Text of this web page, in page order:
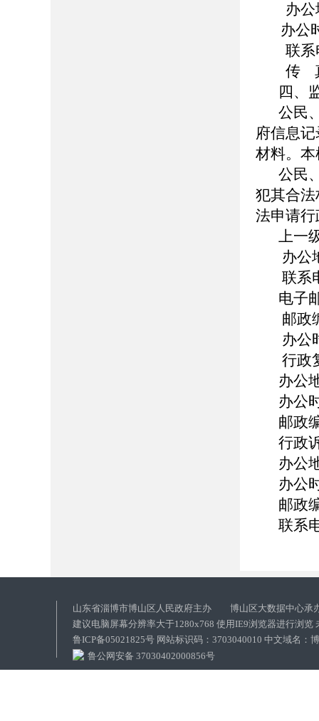
办公
办公时
联系电
传 真
四、
公民
府信息
材料。
公民
犯其合
法申请
上一
办公
联系
电子
邮政
办公
行政
办公
办公
邮政
行政
办公
办公
邮政
联系
山东省淄博市博山区人民政府主办 博山区大数据中心承
建议电脑屏幕分辨率大于1280x768 使用IE9浏览器进行浏览
鲁ICP备05021825号 网站标识码：3703040010 中文域名：
鲁公网安备 37030402000856号